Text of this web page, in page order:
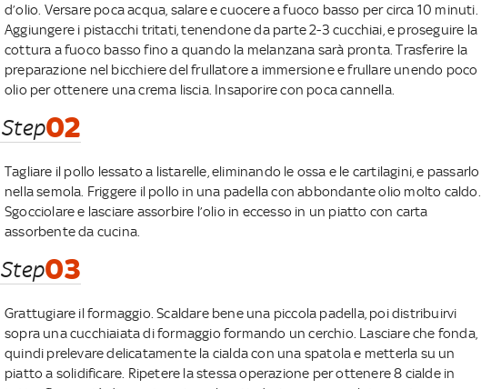
d’olio. Versare poca acqua, salare e cuocere a fuoco basso per circa 10 minuti.
Aggiungere i pistacchi tritati, tenendone da parte 2-3 cucchiai, e proseguire la
cottura a fuoco basso fino a quando la melanzana sarà pronta. Trasferire la
preparazione nel bicchiere del frullatore a immersione e frullare unendo poco
olio per ottenere una crema liscia. Insaporire con poca cannella.
Step02
Tagliare il pollo lessato a listarelle, eliminando le ossa e le cartilagini, e passarlo
nella semola. Friggere il pollo in una padella con abbondante olio molto caldo.
Sgocciolare e lasciare assorbire l’olio in eccesso in un piatto con carta
assorbente da cucina.
Step03
Grattugiare il formaggio. Scaldare bene una piccola padella, poi distribuirvi
sopra una cucchiaiata di formaggio formando un cerchio. Lasciare che fonda,
quindi prelevare delicatamente la cialda con una spatola e metterla su un
piatto a solidificare. Ripetere la stessa operazione per ottenere 8 cialde in